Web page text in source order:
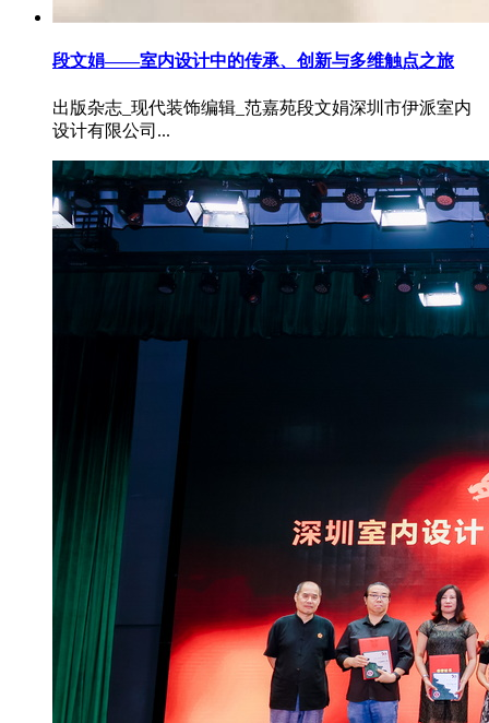
段文娟——室内设计中的传承、创新与多维触点之旅
出版杂志_现代装饰编辑_范嘉苑段文娟深圳市伊派室内
设计有限公司...